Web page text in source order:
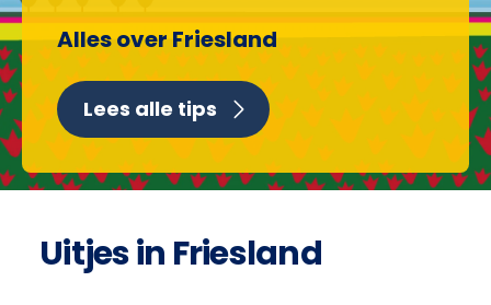
Alles over Friesland
Lees alle tips
Uitjes in Friesland